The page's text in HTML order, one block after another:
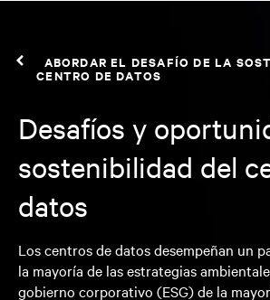
ABORDAR EL DESAFÍO DE LA
CENTRO DE DATOS
Desafíos y
sostenibilidad del
datos
Los centros de datos desempeñan un
la mayoría de las estrategias
gobierno corporativo (ESG) de la